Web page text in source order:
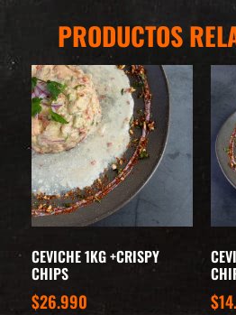
PRODUCTOS
CEVICHE 1KG +CRISPY
CHIPS
$26.990 $